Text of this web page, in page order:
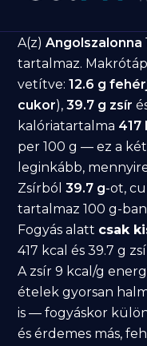
A(z)Angolszalonna
tartalmaz.
vetítve:12.6 g
cukor),39.7 g zsír
kalóriatartalma 417
per 100 g — ez a
leginkább,
Zsírból39.7 g-ot,
tartalmaz 100 g-
Fogyás alatt csak
417 kcal és 39.7 g
A zsír 9 kcal/g
ételek gyorsan
is — fogyáskor
és érdemes más,